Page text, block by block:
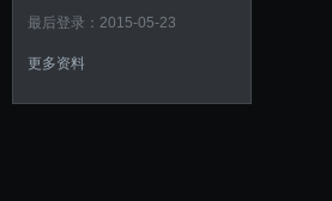
最后登录：2015-05-23
更多资料